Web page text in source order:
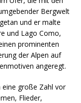
Bergwelt
und er malte
und Lago Como,
prominenten
der Alpen auf
angeregt.
eine große Zahl vor
Flieder,